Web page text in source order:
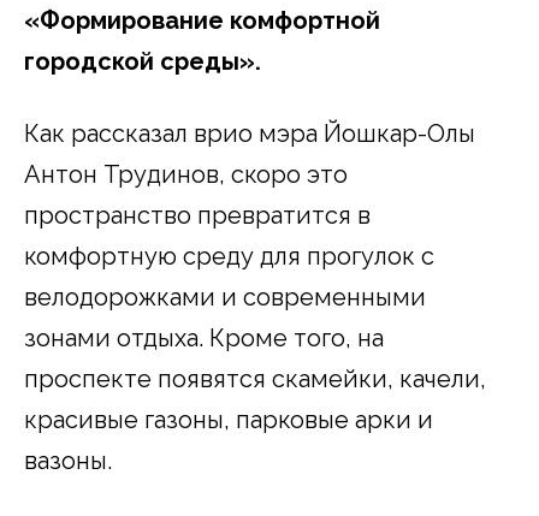
«Формирование комфортной
городской среды».
Как рассказал врио мэра Йошкар-Олы
Антон Трудинов, скоро это
пространство превратится в
комфортную среду для прогулок с
велодорожками и современными
зонами отдыха. Кроме того, на
проспекте появятся скамейки, качели,
красивые газоны, парковые арки и
вазоны.